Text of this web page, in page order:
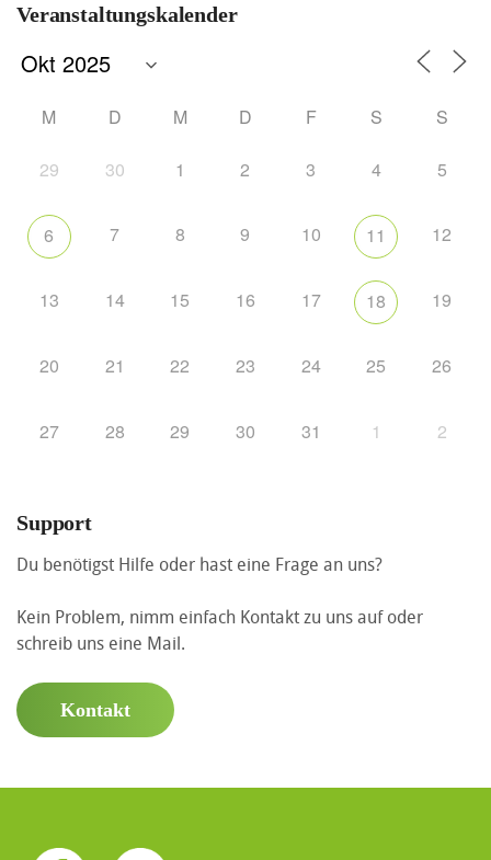
Veranstaltungskalender
M D M D F S S
29 30 1 2 3 4 5
6 7 8 9 10 11 12
13 14 15 16 17 18 19
20 21 22 23 24 25 26
27 28 29 30 31 1 2
Support
Du benötigst Hilfe oder hast eine Frage an uns?
Kein Problem, nimm einfach Kontakt zu uns auf oder
schreib uns eine Mail.
Kontakt